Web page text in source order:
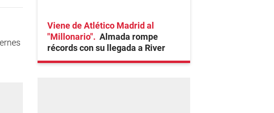
Viene de Atlético Madrid al
"Millonario"
Almada rompe
récords con su llegada a River